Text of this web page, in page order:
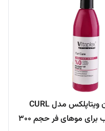
اسپری آبرسان ویتاپلکس مدل CURL
CARE مناسب برای موهای فر حجم 300